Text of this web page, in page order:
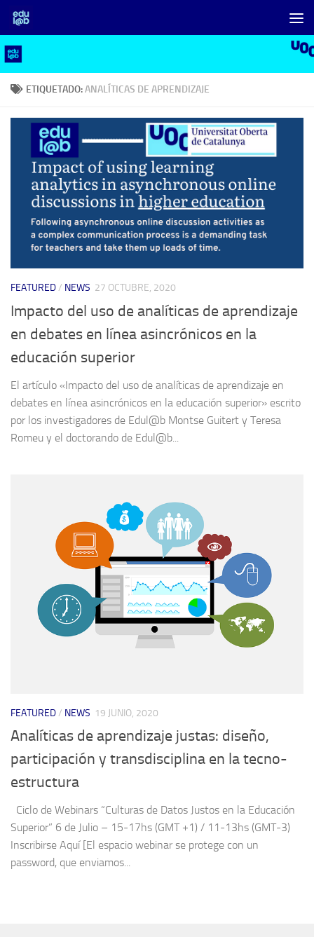
Saltar al contenido
ETIQUETADO:ANALÍTICAS DE APRENDIZAJE
FEATURED/ NEWS 27 OCTUBRE, 2020
Impacto del uso de analíticas de aprendizaje
en debates en línea asincrónicos en la
educación superior
El artículo «Impacto del uso de analíticas de aprendizaje en
debates en línea asincrónicos en la educación superior» escrito
por los investigadores de Edul@b Montse Guitert y Teresa
Romeu y el doctorando de Edul@b...
FEATURED/ NEWS 19 JUNIO, 2020
Analíticas de aprendizaje justas: diseño,
participación y transdisciplina en la tecno-
estructura
Ciclo de Webinars “Culturas de Datos Justos en la Educación
Superior” 6 de Julio – 15-17hs (GMT +1) / 11-13hs (GMT-3)
Inscribirse Aquí [El espacio webinar se protege con un
password, que enviamos...